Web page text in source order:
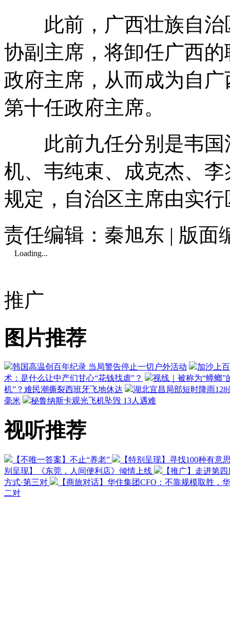
此前，广西壮族自治
协副主席，将卸任广西
政府主席，从而成为自
第十任政府主席。
此前九任分别是韦国
机、韦纯束、成克杰、
规定，自治区主席由实
责任编辑：秦旭东 | 版面
Loading...
推广
图片推荐
韩国高温创百年纪录 当局警告停止一切户外活动
加沙上
术：是什么让中产们甘心“花钱找虐”？
视线｜被称为“蟑螂
机”？难民潮撕裂西班牙飞地休达
湖北宜昌局部短时降雨
毫米
秘鲁纳斯卡观光飞机坠毁 13人遇难
视听推荐
【不唯一答案】不止“养老”
【特别呈现】寻找100种有意
别呈现】《东莞，人间便利店》倾情上线
【推广】走进第
方式·第三对
【商旅对话】华住集团CFO：不靠规模取胜，
二对